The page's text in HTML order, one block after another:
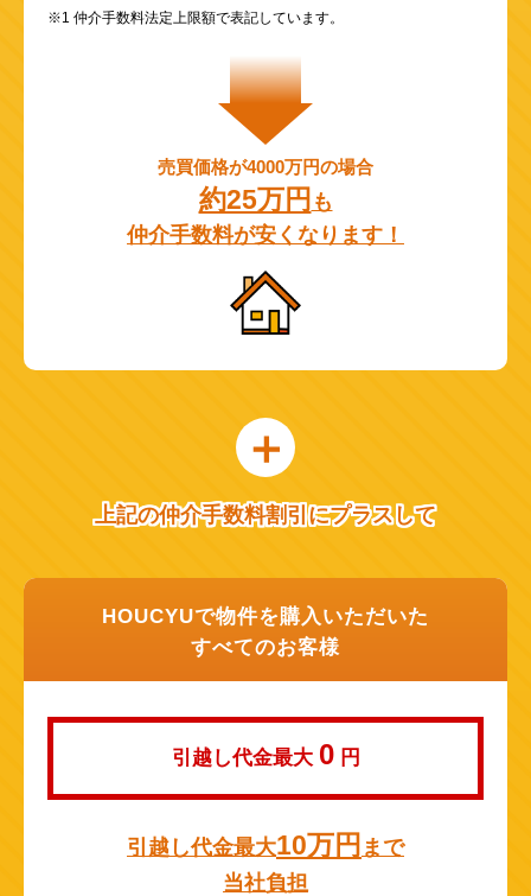
※1 仲介手数料法定上限額で表記しています。
売買価格が4000万円の場合
約25万円 も
仲介手数料が安くなります！
上記の仲介手数料割引にプラスして
HOUCYUで物件を購入いただいた
すべてのお客様
引越し代金最大 0 円
引越し代金最大10万円 まで
当社負担